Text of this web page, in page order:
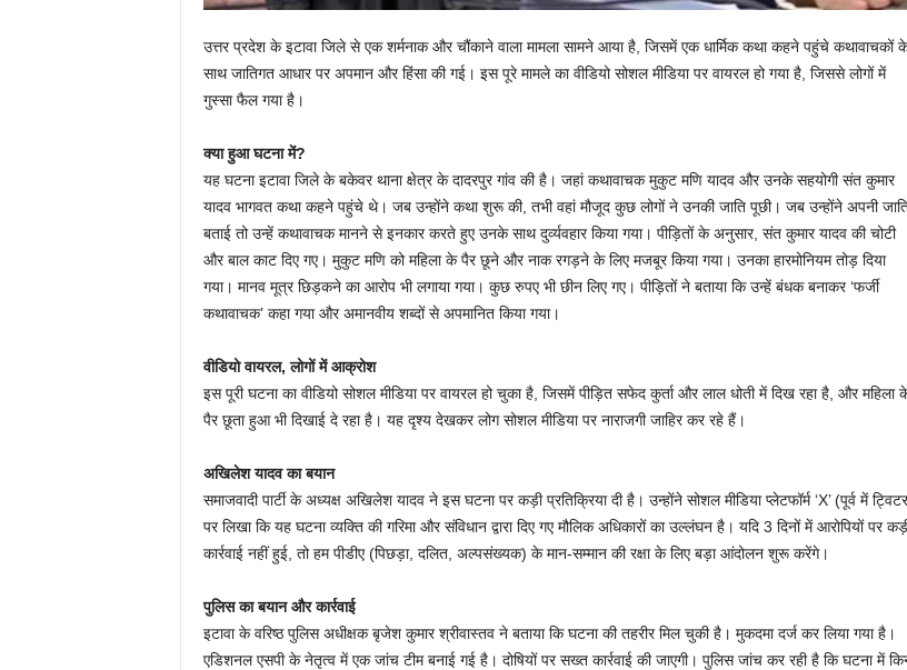
उत्तर प्रदेश के इटावा जिले से एक शर्मनाक और चौंकाने वाला मामला सामने आया है, जिसमें एक धार्मिक कथा कहने पहुंचे कथावाचकों
साथ जातिगत आधार पर अपमान और हिंसा की गई। इस पूरे मामले का वीडियो सोशल मीडिया पर वायरल हो गया है, जिससे लोगों में
गुस्सा फैल गया है।
क्या हुआ घटना में?
यह घटना इटावा जिले के बकेवर थाना क्षेत्र के दादरपुर गांव की है। जहां कथावाचक मुकुट मणि यादव और उनके सहयोगी संत कुमार
यादव भागवत कथा कहने पहुंचे थे। जब उन्होंने कथा शुरू की, तभी वहां मौजूद कुछ लोगों ने उनकी जाति पूछी। जब उन्होंने अपनी
बताई तो उन्हें कथावाचक मानने से इनकार करते हुए उनके साथ दुर्व्यवहार किया गया। पीड़ितों के अनुसार, संत कुमार यादव की चोटी
और बाल काट दिए गए। मुकुट मणि को महिला के पैर छूने और नाक रगड़ने के लिए मजबूर किया गया। उनका हारमोनियम तोड़ दिया
गया। मानव मूत्र छिड़कने का आरोप भी लगाया गया। कुछ रुपए भी छीन लिए गए। पीड़ितों ने बताया कि उन्हें बंधक बनाकर ‘फर्जी
कथावाचक’ कहा गया और अमानवीय शब्दों से अपमानित किया गया।
वीडियो वायरल, लोगों में आक्रोश
इस पूरी घटना का वीडियो सोशल मीडिया पर वायरल हो चुका है, जिसमें पीड़ित सफेद कुर्ता और लाल धोती में दिख रहा है, और महिला
पैर छूता हुआ भी दिखाई दे रहा है। यह दृश्य देखकर लोग सोशल मीडिया पर नाराजगी जाहिर कर रहे हैं।
अखिलेश यादव का बयान
समाजवादी पार्टी के अध्यक्ष अखिलेश यादव ने इस घटना पर कड़ी प्रतिक्रिया दी है। उन्होंने सोशल मीडिया प्लेटफॉर्म ‘X’ (पूर्व में
पर लिखा कि यह घटना व्यक्ति की गरिमा और संविधान द्वारा दिए गए मौलिक अधिकारों का उल्लंघन है। यदि 3 दिनों में आरोपियों पर
कार्रवाई नहीं हुई, तो हम पीडीए (पिछड़ा, दलित, अल्पसंख्यक) के मान-सम्मान की रक्षा के लिए बड़ा आंदोलन शुरू करेंगे।
पुलिस का बयान और कार्रवाई
इटावा के वरिष्ठ पुलिस अधीक्षक बृजेश कुमार श्रीवास्तव ने बताया कि घटना की तहरीर मिल चुकी है। मुकदमा दर्ज कर लिया गया है।
एडिशनल एसपी के नेतृत्व में एक जांच टीम बनाई गई है। दोषियों पर सख्त कार्रवाई की जाएगी। पुलिस जांच कर रही है कि घटना में